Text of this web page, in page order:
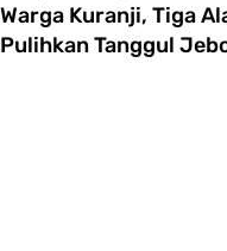
Warga Kuranji, Tiga
Pulihkan Tanggul